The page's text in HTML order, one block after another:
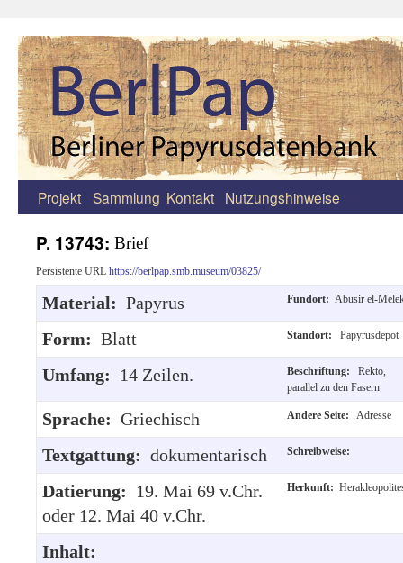
Zum
springen
Projekt Sammlung Kontakt Nutzungshinweise
P. 13743: Brief
Persistente URL https://berlpap.smb.museum/03825/
Material: Papyrus Fundort: Abusir el-
Form: Blatt Standort: Papyrusdepot
Umfang: 14 Zeilen. Beschriftung:
Rekto,
parallel zu den Fasern
Sprache: Griechisch Andere Seite: Adresse
Textgattung: dokumentarisch Schreibweise:
Datierung: 19. Mai 69 v.Chr.
oder 12. Mai 40 v.Chr.
Herkunft:
Inhalt: